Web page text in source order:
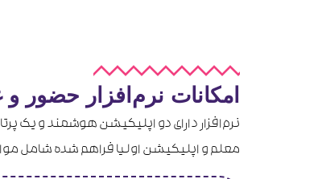
امکانات نرم‌افزار حضور
نرم‌افزار دارای دو اپلیکیشن هوشمند و یک
معلم و اپلیکیشن اولیا فراهم شده شامل